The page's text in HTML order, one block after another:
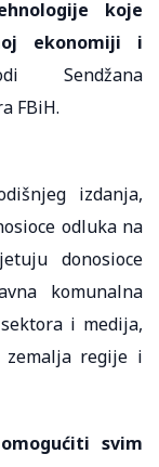
koje
ekonomiji i
Sendžana
FBiH.
izdanja,
odluka na
donosioce
komunalna
i medija,
zemalja regije i
svim